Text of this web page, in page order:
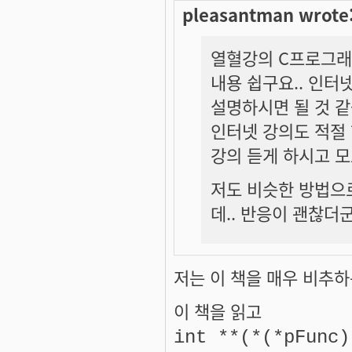
pleasantman
열혈강의 C프로그
내용 쉽구요.. 인터
설명하시면 될 것
인터넷 강의도 적
강의 듣게 하시고
저도 비슷한 방법
데.. 반응이 괜찮더
저는 이 책을 매우 비추
이 책을 읽고
int